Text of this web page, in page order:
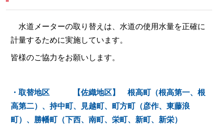
水道メーターの取り替えは、水道の使用水量を正確に
計量するために実施しています。
皆様のご協力をお願いします。
・取替地区 【佐織地区】 根高町（根高第一、根
高第二）、持中町、見越町、町方町（彦作、東藤浪
町）、勝幡町（下西、南町、栄町、新町、新栄）